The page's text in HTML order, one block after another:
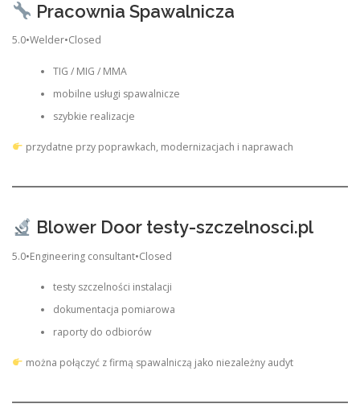
Pracownia Spawalnicza
5.0•Welder•Closed
TIG / MIG / MMA
mobilne usługi spawalnicze
szybkie realizacje
przydatne przy poprawkach, modernizacjach i naprawach
Blower Door testy-szczelnosci.pl
5.0•Engineering consultant•Closed
testy szczelności instalacji
dokumentacja pomiarowa
raporty do odbiorów
można połączyć z firmą spawalniczą jako niezależny audyt